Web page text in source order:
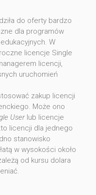
do oferty bardzo
dla programów
W
licencje Single
licencji,
uruchomień
zakup licencji
Może ono
User lub licencje
licencji dla jednego
stanowisko
w wysokości około
od kursu dolara